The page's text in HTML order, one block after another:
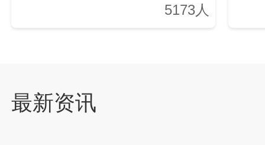
5173人
最新资讯